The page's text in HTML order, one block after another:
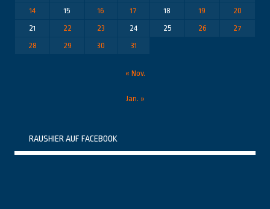
14
15 16 17 18 19
20
21
22 23 24 25 26
27
28
29 30 31
« Nov.
Jan. »
RAUSHIER AUF FACEBOOK